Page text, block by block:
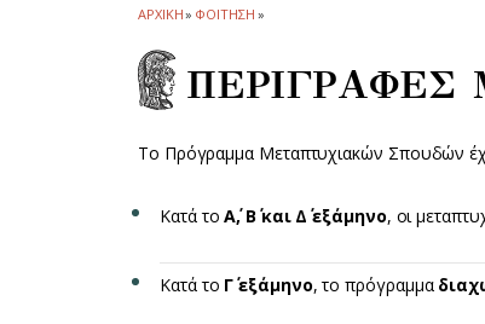
ΑΡΧΙΚΗ» ΦΟΙΤΗΣΗ »
Το Πρόγραμμα Μεταπτυχιακών Σπουδών
Κατά τοΑ΄, Β΄ και Δ΄ εξάμηνο, οι
Κατά το Γ΄ εξάμηνο, το πρόγραμμα